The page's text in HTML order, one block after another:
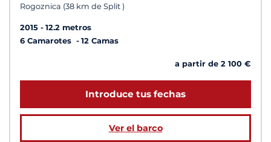
Rogoznica (38 km de Split )
2015
12.2 metros
6 Camarotes
12 Camas
a partir de 2 100 €
Introduce tus fechas
Ver el barco